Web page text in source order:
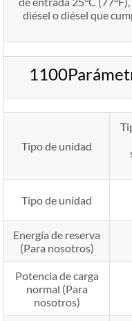
diésel o diésel que
Tipo de unidad
Tipo de unidad
Energía de reserva
(Para nosotros)
Potencia de carga
normal (Para
nosotros)